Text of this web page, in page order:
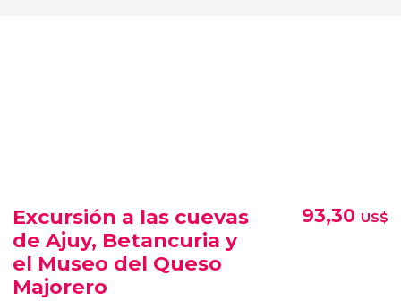
Excursión a las cuevas
de Ajuy, Betancuria y
el Museo del Queso
Majorero
93,30 US$